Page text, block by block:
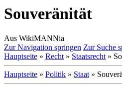
Souveränität
Aus WikiMANNia
Zur Navigation springen Zur Suche
Hauptseite » Recht » Staatsrecht »
Hauptseite » Politik » Staat »